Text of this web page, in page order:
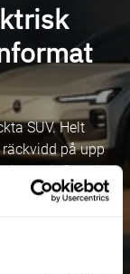
SUV. Helt
på upp
och Google